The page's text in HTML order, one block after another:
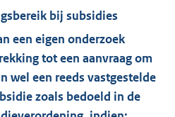
bij subsidies
een eigen onderzoek
tot een aanvraag om
wel een reeds vastgestelde
zoals bedoeld in de